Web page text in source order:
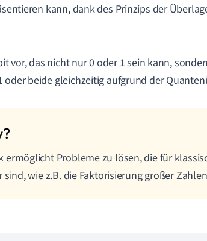
kann, dank des Prinzips der
vor, das nicht nur 0 oder 1 sein kann,
oder beide gleichzeitig aufgrund der
ermöglicht Probleme zu lösen, die für
wie z.B. die Faktorisierung großer